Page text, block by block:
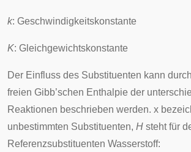
k: Geschwindigkeitskonstante
K: Gleichgewichtskonstante
Der Einfluss des Substituenten kann
freien Gibb’schen Enthalpie der
Reaktionen beschrieben werden. x
unbestimmten Substituenten, H steht für
Referenzsubstituenten Wasserstoff: